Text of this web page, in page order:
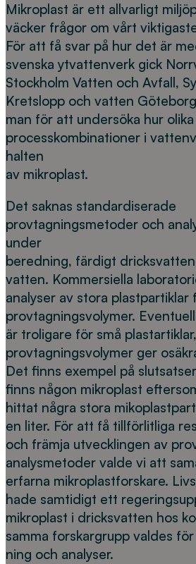
Mikroplast är ett allvarligt
väcker frågor om vårt
För att få svar på hur det är
svenska ytvattenverk gick
Stockholm Vatten och Avfall,
Kretslopp och vatten
man för att undersöka hur olika
processkombinationer i
halten
av mikroplast.
Det saknas standardiserade
provtagningsmetoder och
under
beredning, färdigt
vatten. Kommersiella
analyser av stora plastpartiklar
provtagningsvolymer.
är troligare för små
provtagningsvolymer ger
Det finns exempel på
finns någon mikroplast
hittat några stora
en liter. För att få tillförlitliga
och främja utvecklingen av
analysmetoder valde vi att
erfarna mikroplastforskare.
hade samtidigt ett
mikroplast i dricksvatten hos
samma forskargrupp valdes
ning och analyser.